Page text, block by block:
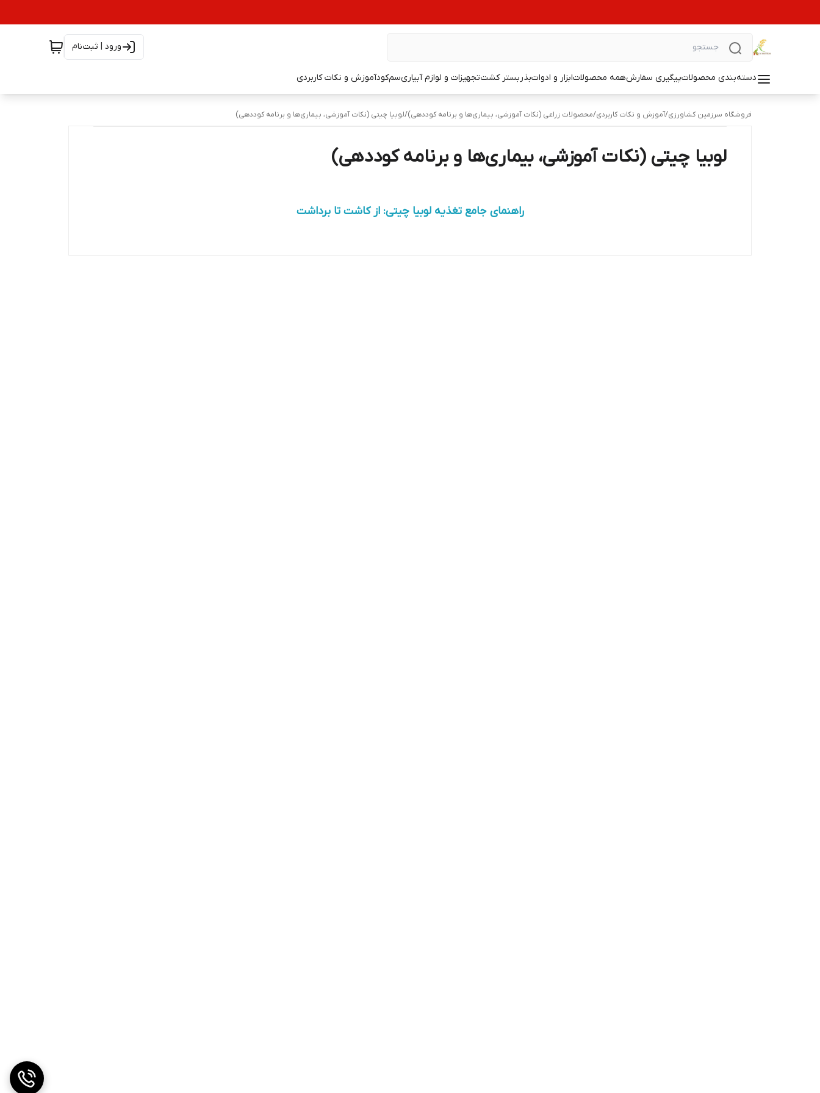
ورود | ثبت‌نام
دسته‌بندی محصولاتپیگیری سفارشهمه محصولاتابزار و ادواتبذربستر کشتتجهیزات و لوازم آبیاریسمکودآموزش و نکات کاربردی
فروشگاه سرزمین کشاورزی/آموزش و نکات کاربردی/محصولات زراعی (نکات آموزشی، بیماری‌ها و برنامه کوددهی)/لوبیا چیتی (نکات آموزشی، بیماری‌ها و برنامه کوددهی)
لوبیا چیتی (نکات آموزشی، بیماری‌ها و برنامه کوددهی)
راهنمای جامع تغذیه لوبیا چیتی: از کاشت تا برداشت